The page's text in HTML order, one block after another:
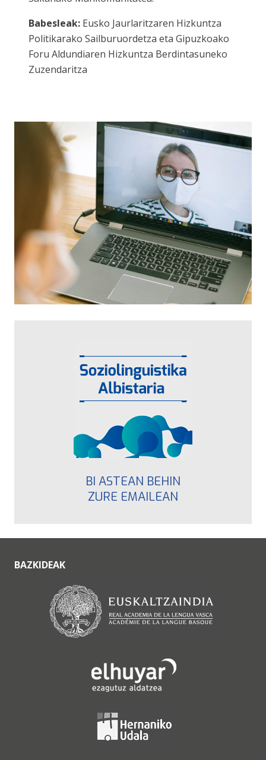
Babesleak: Eusko Jaurlaritzaren Hizkuntza
Politikarako Sailburuordetza eta Gipuzkoako
Foru Aldundiaren Hizkuntza Berdintasuneko
Zuzendaritza
BI ASTEAN BEHIN
ZURE EMAILEAN
BAZKIDEAK